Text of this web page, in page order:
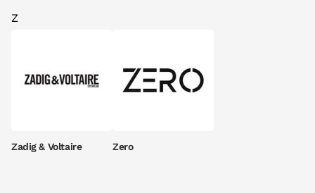
Z
Zadig & Voltaire Zero